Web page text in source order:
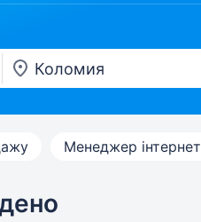
Менеджер